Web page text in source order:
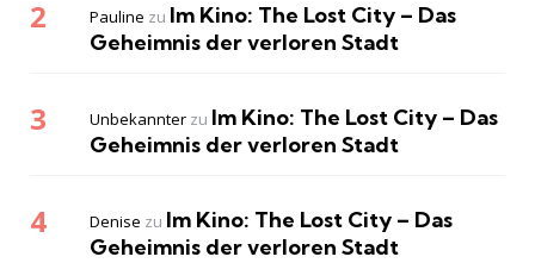
Pauline zu Im Kino: The Lost City – Das
Geheimnis der verloren Stadt
Unbekannter zu Im Kino: The Lost City – Das
Geheimnis der verloren Stadt
Denise zu Im Kino: The Lost City – Das
Geheimnis der verloren Stadt